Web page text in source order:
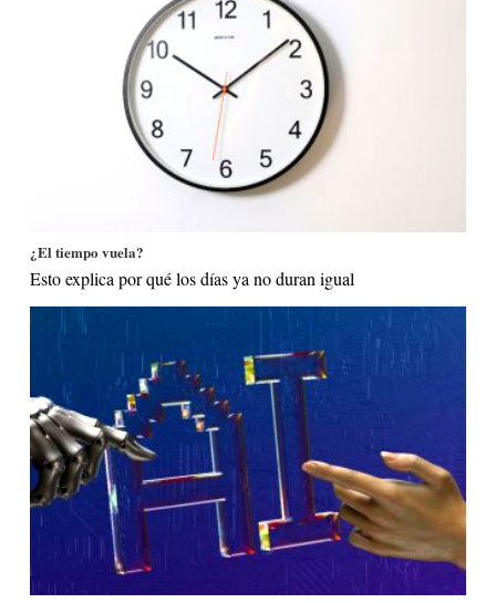
¿El tiempo vuela?
Esto explica por qué los días ya no duran igual